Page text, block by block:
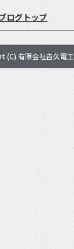
ログトップ
(C) 有限会社𠮷久電工